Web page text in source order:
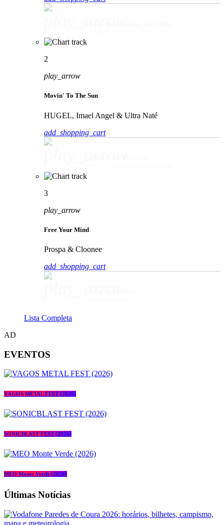
2
play_arrow
Movin' To The Sun
HUGEL, Imael Angel & Ultra Naté
add_shopping_cart
3
play_arrow
Free Your Mind
Prospa & Cloonee
add_shopping_cart
Lista Completa
AD
EVENTOS
VAGOS METAL FEST (2026)
SONICBLAST FEST (2026)
MEO Monte Verde (2026)
Últimas Notícias